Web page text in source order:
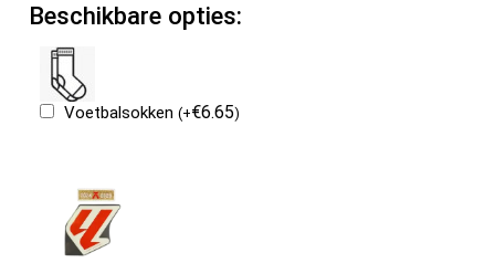
Beschikbare opties:
Voetbalsokken(+€6.65)